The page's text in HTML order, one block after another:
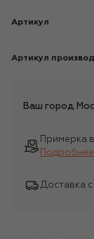
Артикул
Артикул
Ваш город
Примерка
Подробнее
Доставка